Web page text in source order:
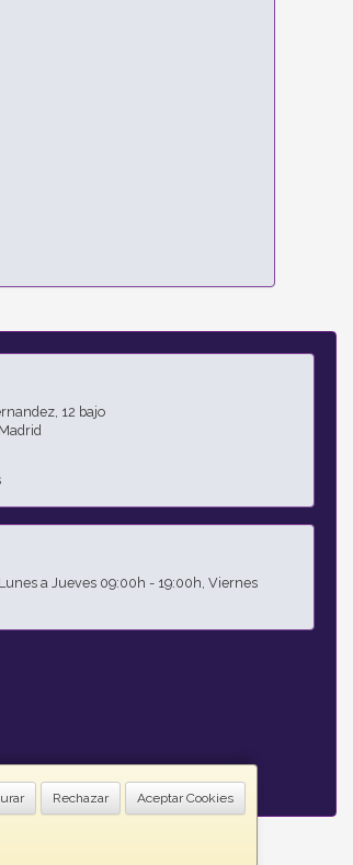
Rechazar Aceptar Cookies
12 bajo
Madrid
a Jueves 09:00h - 19:00h, Viernes